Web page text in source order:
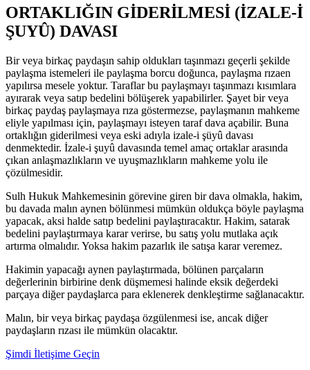
ORTAKLIĞIN GİDERİLMESİ (İZALE-İ
ŞUYÛ) DAVASI
Bir veya birkaç paydaşın sahip oldukları taşınmazı geçerli şekilde
paylaşma istemeleri ile paylaşma borcu doğunca, paylaşma rızaen
yapılırsa mesele yoktur. Taraflar bu paylaşmayı taşınmazı kısımlara
ayırarak veya satıp bedelini bölüşerek yapabilirler. Şayet bir veya
birkaç paydaş paylaşmaya rıza göstermezse, paylaşmanın mahkeme
eliyle yapılması için, paylaşmayı isteyen taraf dava açabilir. Buna
ortaklığın giderilmesi veya eski adıyla izale-i şüyû davası
denmektedir. İzale-i şuyû davasında temel amaç ortaklar arasında
çıkan anlaşmazlıkların ve uyuşmazlıkların mahkeme yolu ile
çözülmesidir.
Sulh Hukuk Mahkemesinin görevine giren bir dava olmakla, hakim,
bu davada malın aynen bölünmesi mümkün oldukça böyle paylaşma
yapacak, aksi halde satıp bedelini paylaştıracaktır. Hakim, satarak
bedelini paylaştırmaya karar verirse, bu satış yolu mutlaka açık
artırma olmalıdır. Yoksa hakim pazarlık ile satışa karar veremez.
Hakimin yapacağı aynen paylaştırmada, bölünen parçaların
değerlerinin birbirine denk düşmemesi halinde eksik değerdeki
parçaya diğer paydaşlarca para eklenerek denkleştirme sağlanacaktır.
Malın, bir veya birkaç paydaşa özgülenmesi ise, ancak diğer
paydaşların rızası ile mümkün olacaktır.
Şimdi İletişime Geçin